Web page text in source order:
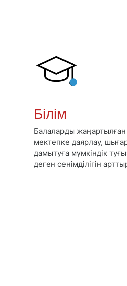
Білім
Балаларды
мектепке даярлау,
дамытуға мүмкіндік
деген сенімділігін